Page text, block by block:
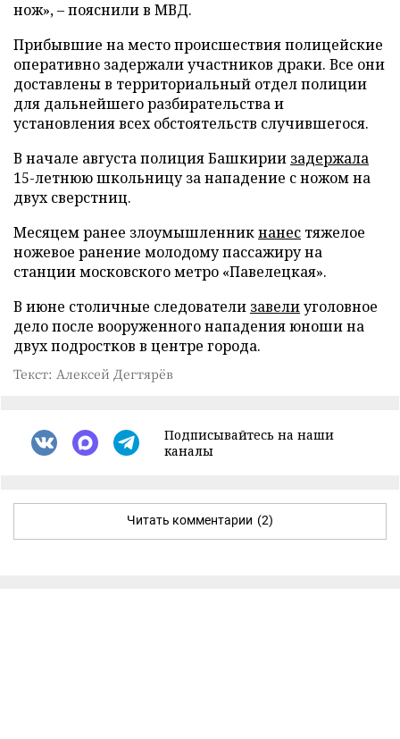
нож», – пояснили в МВД.
Прибывшие на место происшествия полицейские
оперативно задержали участников драки. Все они
доставлены в территориальный отдел полиции
для дальнейшего разбирательства и
установления всех обстоятельств случившегося.
В начале августа полиция Башкирии задержала
15-летнюю школьницу за нападение с ножом на
двух сверстниц.
Месяцем ранее злоумышленникнанес тяжелое
ножевое ранение молодому пассажиру на
станции московского метро «Павелецкая».
В июне столичные следователи завелиуголовное
дело после вооруженного нападения юноши на
двух подростков в центре города.
Текст: Алексей Дегтярёв
Подписывайтесь на наши
каналы
Читать комментарии (2)